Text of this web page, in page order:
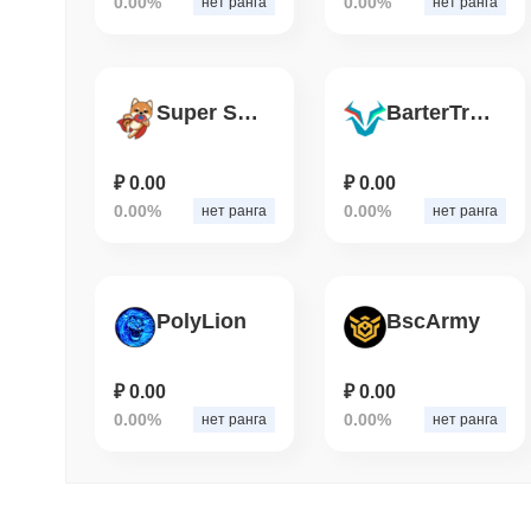
Super Shiba
₽ 0.00
0.00% нет ранга
BarterTrade
₽ 0.00
0.00% нет ранга
PolyLion
₽ 0.00
0.00% нет ранга
BscArmy
₽ 0.00
0.00% нет ранга